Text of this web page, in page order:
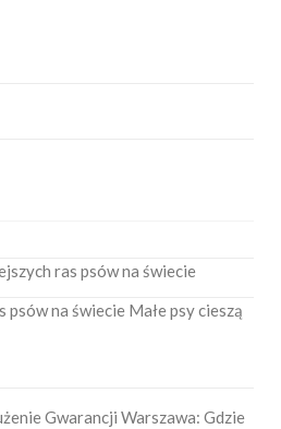
ras psów na świecie
psów na świecie Małe psy cieszą
Gwarancji Warszawa: Gdzie